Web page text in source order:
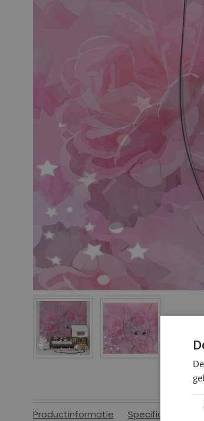
Productinformatie Specificaties